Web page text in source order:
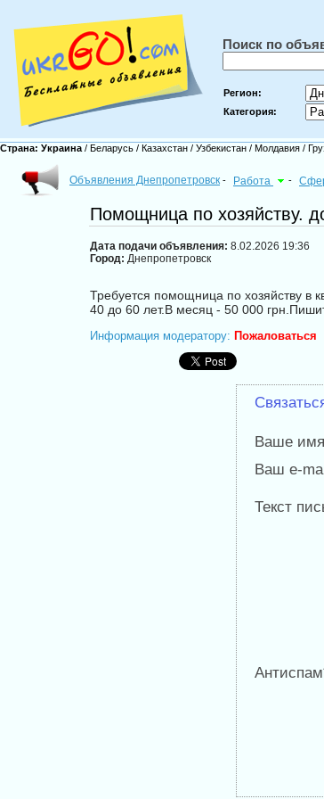
Поиск по
Регион:
Категория:
Страна: Украина / Беларусь / Казахстан / Узбекистан / Молдавия /
Объявления Днепропетровск - Работа -
Помощница по хозяйству.
Дата подачи объявления: 8.02.2026 19:36
Город: Днепропетровск
Требуется помощница по хозяйству в
40 до 60 лет.В месяц - 50 000
Информация модератору: Пожаловаться
Ваше
Ваш e-
Текст